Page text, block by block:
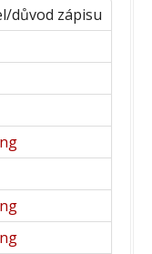
důvod zápisu